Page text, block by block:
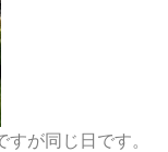
が同じ日です。